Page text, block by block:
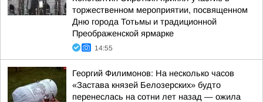
торжественном мероприятии, посвященном
Дню города Тотьмы и традиционной
Преображенской ярмарке
14:55
Георгий Филимонов: На несколько часов
«Застава князей Белозерских» будто
перенеслась на сотни лет назад — ожила